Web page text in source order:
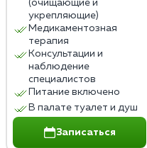
(очищающие и
укрепляющие)
Медикаментозная
терапия
Консультации и
наблюдение
специалистов
Питание включено
В палате туалет и душ
Записаться